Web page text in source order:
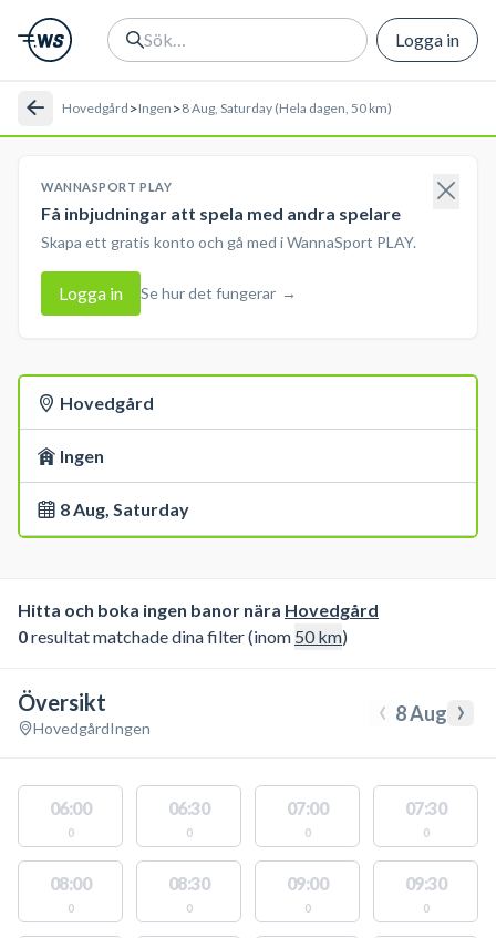
Logga in
Hovedgård >Ingen >8 Aug, Saturday (Hela dagen, 50 km)
WANNASPORT PLAY
Få inbjudningar att spela med andra spelare
Skapa ett gratis konto och gå med i WannaSport PLAY.
Logga in Se hur det fungerar →
Hovedgård
Ingen
8 Aug, Saturday
Hitta och boka ingen banor nära Hovedgård
0resultat matchade dina filter (inom 50km)
Översikt
HovedgårdIngen ‹ 8 Aug ›
06:00
0
06:30
0
07:00
0
07:30
0
08:00
0
08:30
0
09:00
0
09:30
0